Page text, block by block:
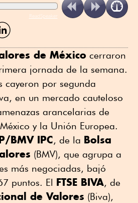
ReadSpeaker
de México cerraron
jornada de la semana.
cayeron por segunda
en un mercado cauteloso
arancelarias de
y la Unión Europea.
BMV IPC, de la Bolsa
(BMV), que agrupa a
más negociadas, bajó
puntos. El FTSE BIVA, de
de Valores (Biva),